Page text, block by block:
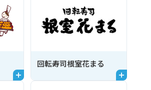
回転寿司根室花まる